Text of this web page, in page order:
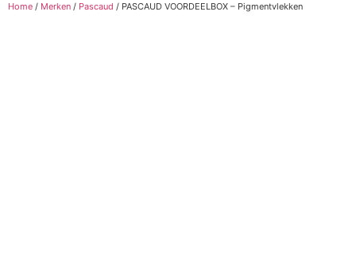
Home / Merken / Pascaud / PASCAUD VOORDEELBOX – Pigmentvlekken